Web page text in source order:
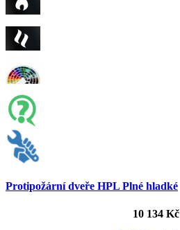
Protipožární dveře HPL Plné hladké
10 134 Kč